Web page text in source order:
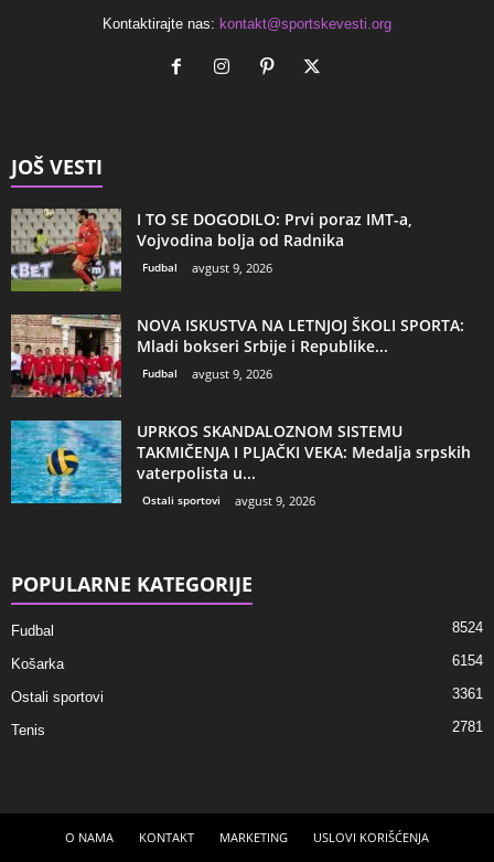
Kontaktirajte nas: kontakt@sportskevesti.org
JOŠ VESTI
I TO SE DOGODILO: Prvi poraz IMT-a,
Vojvodina bolja od Radnika
Fudbal avgust 9, 2026
NOVA ISKUSTVA NA LETNJOJ ŠKOLI SPORTA:
Mladi bokseri Srbije i Republike...
Fudbal avgust 9, 2026
UPRKOS SKANDALOZNOM SISTEMU
TAKMIČENJA I PLJAČKI VEKA: Medalja srpskih
vaterpolista u...
Ostali sportovi avgust 9, 2026
POPULARNE KATEGORIJE
Fudbal 8524
Košarka 6154
Ostali sportovi 3361
Tenis 2781
O NAMA KONTAKT MARKETING USLOVI KORIŠĆENJA